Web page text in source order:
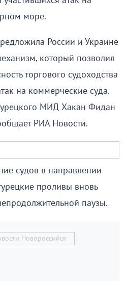
море.
России и Украине
который позволил
торгового судоходства
на коммерческие суда.
МИД Хакан Фидан
РИА Новости.
судов в направлении
проливы вновь
паузы.
Новороссийск